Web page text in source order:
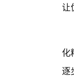
让
化
逐